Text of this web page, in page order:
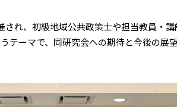
れ、初級地域公共政策士や担当教員・
ーマで、同研究会への期待と今後の展